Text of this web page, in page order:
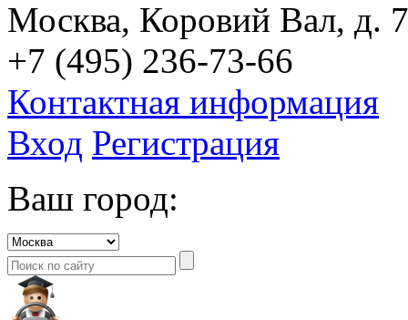
Москва, Коровий Вал, д.
+7 (495) 236-73-66
Контактная информация
Вход Регистрация
Ваш город: